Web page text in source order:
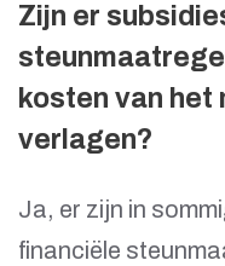
Zijn er
kosten van
verlagen?
Ja, er zijn in
financiële